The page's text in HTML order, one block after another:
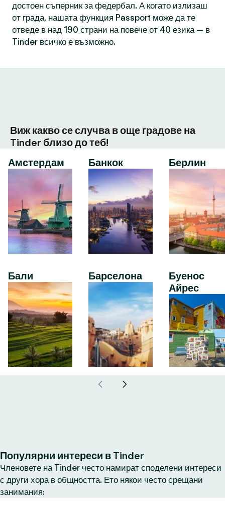
достоен съперник за федербал. А когато излизаш
от града, нашата функция Passport може да те
отведе в над 190 страни на повече от 40 езика — в
Tinder всичко е възможно.
Виж какво се случва в още градове на
Tinder близо до теб!
Амстердам
Бали
Банкок
Барселона
Берлин
Буенос
Айрес
Популярни интереси в Tinder
Членовете на Tinder често намират споделени интереси
с други хора в общността. Ето някои често срещани
занимания: